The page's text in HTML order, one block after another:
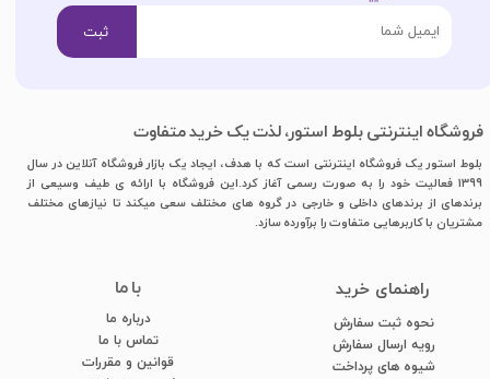
فروشگاه اینترنتی بلوط استور، لذت یک خرید متفاوت
بلوط استور یک فروشگاه اینترنتی است که با هدف، ایجاد یک بازار فروشگاه آنلاین در سال
1399 فعالیت خود را به صورت رسمی آغاز کرد.این فروشگاه با ارائه ی طیف وسیعی از
برندهای از برندهای داخلی و خارجی در گروه های مختلف سعی میکند تا نیازهای مختلف
مشتریان با کاربرهایی متفاوت را برآورده سازد.
با ما
درباره ما
تماس با ما
قوانین و مقررات
​راهنمای خرید
نحوه ثبت سفارش
رویه ارسال سفارش
شیوه های پرداخت
ثبت